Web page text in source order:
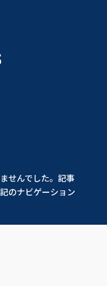
せんでした。記事
のナビゲーション